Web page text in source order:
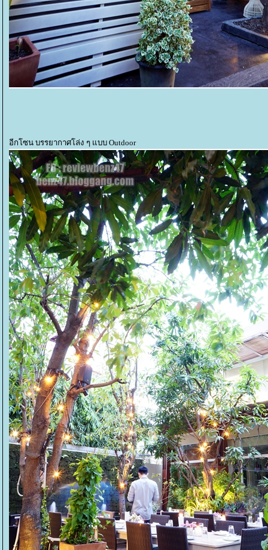
อีกโซน บรรยากาศโล่ง ๆ แบบ Outdoor